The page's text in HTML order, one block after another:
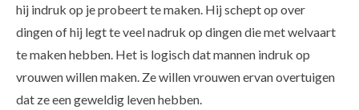
hij indruk op je probeert te maken. Hij schept op over
dingen of hij legt te veel nadruk op dingen die met welvaart
te maken hebben. Het is logisch dat mannen indruk op
vrouwen willen maken. Ze willen vrouwen ervan overtuigen
dat ze een geweldig leven hebben.